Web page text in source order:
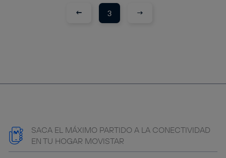
← 3 →
SACA EL MÁXIMO PARTIDO A LA CONECTIVIDAD
EN TU HOGAR MOVISTAR